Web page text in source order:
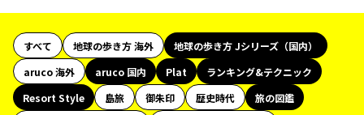
すべて 地球の歩き方 海外
地球の歩き方 Jシリーズ（国内）
aruco 海外
aruco 国内 Plat
ランキング&テクニック
Resort Style
島旅 御朱印 歴史時代
旅の図鑑